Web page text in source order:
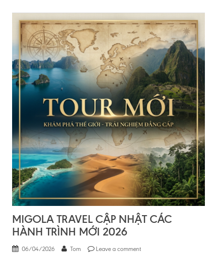
MIGOLA TRAVEL CẬP NHẬT CÁC
HÀNH TRÌNH MỚI 2026
06/04/2026 Tom Leave a comment